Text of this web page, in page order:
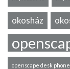
okosház
openscape desk